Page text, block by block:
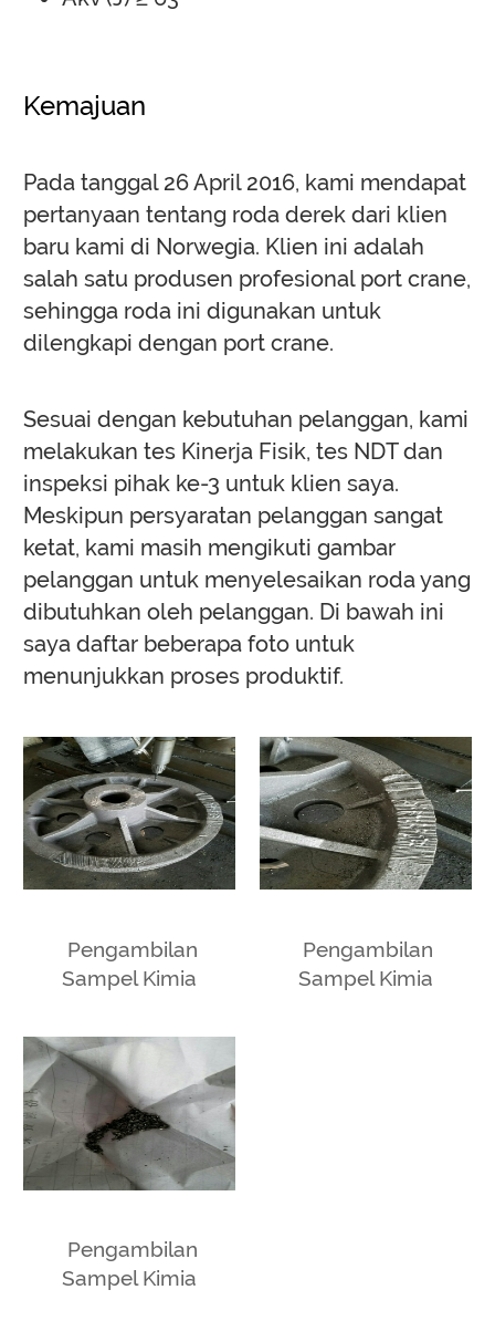
Kemajuan
Pada tanggal 26 April 2016, kami mendapat
pertanyaan tentang roda derek dari klien
baru kami di Norwegia. Klien ini adalah
salah satu produsen profesional port crane,
sehingga roda ini digunakan untuk
dilengkapi dengan port crane.
Sesuai dengan kebutuhan pelanggan, kami
melakukan tes Kinerja Fisik, tes NDT dan
inspeksi pihak ke-3 untuk klien saya.
Meskipun persyaratan pelanggan sangat
ketat, kami masih mengikuti gambar
pelanggan untuk menyelesaikan roda yang
dibutuhkan oleh pelanggan. Di bawah ini
saya daftar beberapa foto untuk
menunjukkan proses produktif.
Pengambilan
Sampel Kimia
Pengambilan
Sampel Kimia
Pengambilan
Sampel Kimia